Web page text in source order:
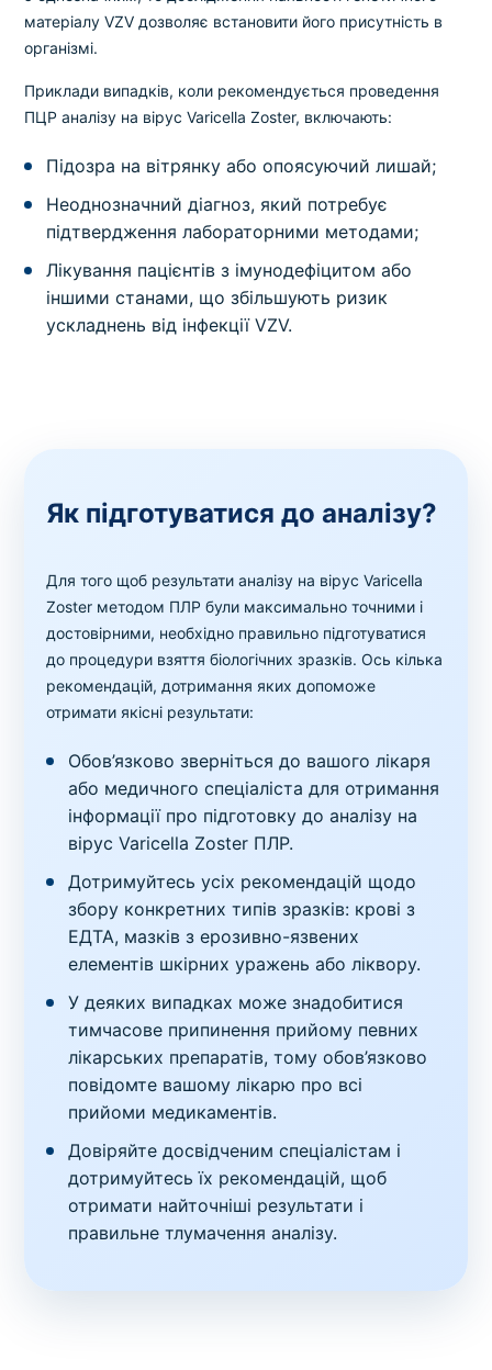
матеріалу VZV дозволяє встановити його присутність в
організмі.
Приклади випадків, коли рекомендується проведення
ПЦР аналізу на вірус Varicella Zoster, включають:
Підозра на вітрянку або опоясуючий лишай;
Неоднозначний діагноз, який потребує
підтвердження лабораторними методами;
Лікування пацієнтів з імунодефіцитом або
іншими станами, що збільшують ризик
ускладнень від інфекції VZV.
Як підготуватися до аналізу?
Для того щоб результати аналізу на вірус Varicella
Zoster методом ПЛР були максимально точними і
достовірними, необхідно правильно підготуватися
до процедури взяття біологічних зразків. Ось кілька
рекомендацій, дотримання яких допоможе
отримати якісні результати:
Обов’язково зверніться до вашого лікаря
або медичного спеціаліста для отримання
інформації про підготовку до аналізу на
вірус Varicella Zoster ПЛР.
Дотримуйтесь усіх рекомендацій щодо
збору конкретних типів зразків: крові з
ЕДТА, мазків з ерозивно-язвених
елементів шкірних уражень або ліквору.
У деяких випадках може знадобитися
тимчасове припинення прийому певних
лікарських препаратів, тому обов’язково
повідомте вашому лікарю про всі
прийоми медикаментів.
Довіряйте досвідченим спеціалістам і
дотримуйтесь їх рекомендацій, щоб
отримати найточніші результати і
правильне тлумачення аналізу.